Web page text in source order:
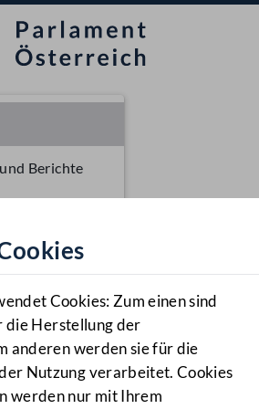
öffnen
Cookies: Zum einen sind
Herstellung der
anderen werden sie für die
Nutzung verarbeitet. Cookies
werden nur mit Ihrem
Berichte